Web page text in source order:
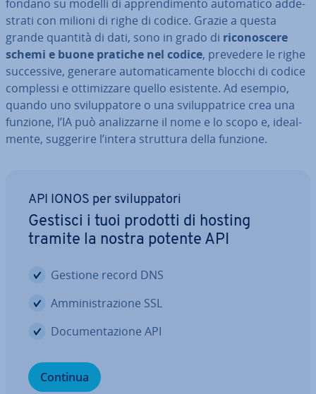
fondano su modelli di ap­pren­di­men­to au­to­ma­ti­co ad­de­
stra­ti con milioni di righe di codice. Grazie a questa
grande quantità di dati, sono in grado di ri­co­no­sce­re
schemi e buone pratiche nel codice, prevedere le righe
suc­ces­si­ve, generare au­to­ma­ti­ca­men­te blocchi di codice
complessi e ot­ti­miz­za­re quello esistente. Ad esempio,
quando uno svi­lup­pa­to­re o una svi­lup­pa­tri­ce crea una
funzione, l’IA può ana­liz­zar­ne il nome e lo scopo e, ideal­
men­te, suggerire l’intera struttura della funzione.
API IONOS per svi­lup­pa­to­ri
Gestisci i tuoi prodotti di hosting
tramite la nostra potente API
Gestione record DNS
Am­mi­ni­stra­zio­ne SSL
Do­cu­men­ta­zio­ne API
Continua